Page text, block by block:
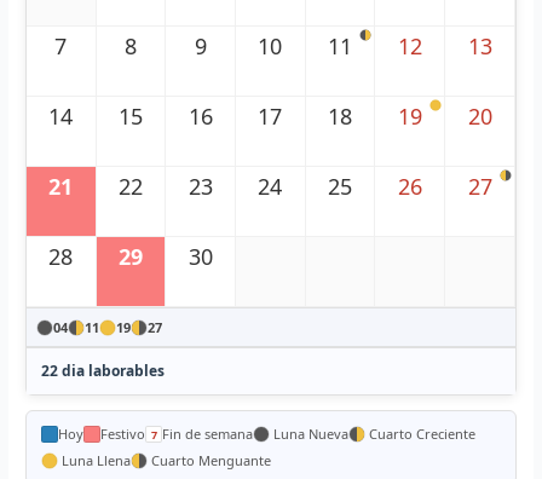
7 8 9 10 11 12 13
14 15 16 17 18 19 20
21 22 23 24 25 26 27
28 29 30
04 11 19 27
22 dia laborables
Hoy Festivo Fin de semana Luna Nueva
Cuarto Creciente
Luna Llena
Cuarto Menguante